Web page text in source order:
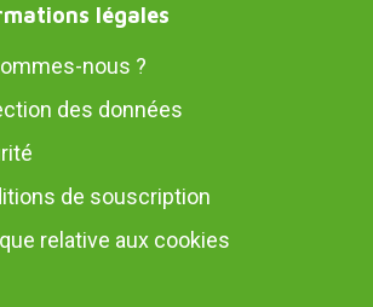
légales
nous ?
des données
de souscription
relative aux cookies